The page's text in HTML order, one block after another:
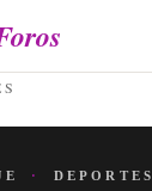
· DEPORTES